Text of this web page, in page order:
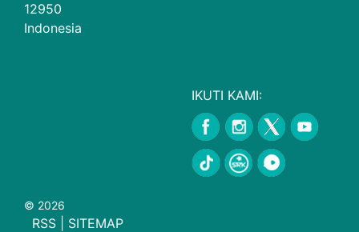
12950
Indonesia
IKUTI KAMI:
© 2026
RSS SITEMAP